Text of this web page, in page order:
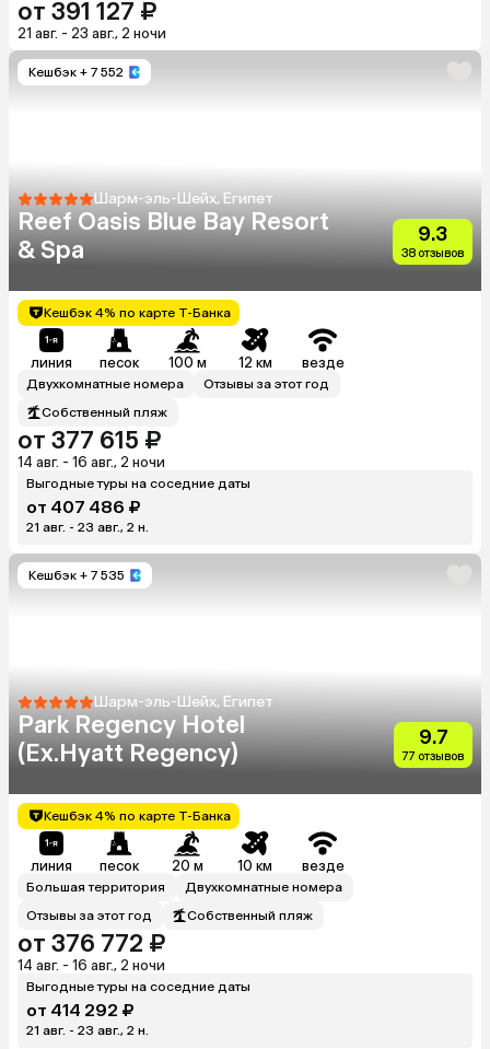
от 391 127 ₽
21 авг. - 23 авг., 2 ночи
Кешбэк + 7 552
Шарм-эль-Шейх, Египет
Reef Oasis Blue Bay Resort
& Spa
9.3
38 отзывов
Кешбэк 4% по карте Т-Банка
линия песок 100 м 12 км везде
Двухкомнатные номера
Отзывы за этот год
Собственный пляж
от 377 615 ₽
14 авг. - 16 авг., 2 ночи
Выгодные туры на соседние даты
от 407 486 ₽
21 авг. - 23 авг., 2 н.
Кешбэк + 7 535
Шарм-эль-Шейх, Египет
Park Regency Hotel
(Ex.Hyatt Regency)
9.7
77 отзывов
Кешбэк 4% по карте Т-Банка
линия песок 20 м 10 км везде
Большая территория
Двухкомнатные номера
Отзывы за этот год
Собственный пляж
от 376 772 ₽
14 авг. - 16 авг., 2 ночи
Выгодные туры на соседние даты
от 414 292 ₽
21 авг. - 23 авг., 2 н.